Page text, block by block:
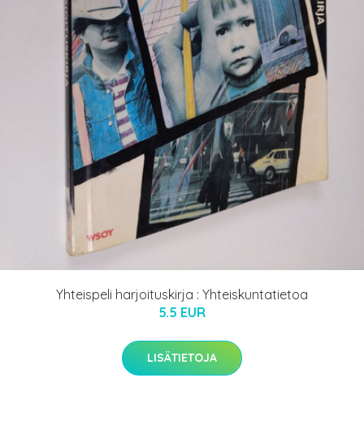
Yhteispeli harjoituskirja : Yhteiskuntatietoa
5.5 EUR
LISÄTIETOJA